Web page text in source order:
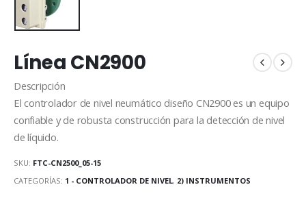
Línea CN2900
Descripción
El controlador de nivel neumático diseño CN2900 es un equipo
confiable y de robusta construcción para la detección de nivel
de líquido.
SKU: FTC-CN2500_05-15
CATEGORÍAS: 1 - CONTROLADOR DE NIVEL, 2) INSTRUMENTOS